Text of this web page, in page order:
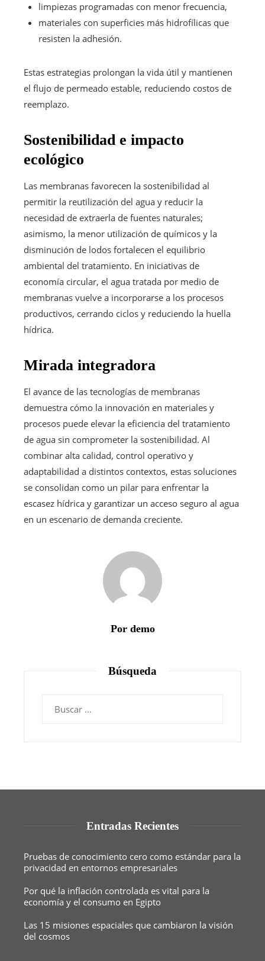
limpiezas programadas con menor frecuencia,
materiales con superficies más hidrofílicas que
resisten la adhesión.
Estas estrategias prolongan la vida útil y mantienen
el flujo de permeado estable, reduciendo costos de
reemplazo.
Sostenibilidad e impacto
ecológico
Las membranas favorecen la sostenibilidad al
permitir la reutilización del agua y reducir la
necesidad de extraerla de fuentes naturales;
asimismo, la menor utilización de químicos y la
disminución de lodos fortalecen el equilibrio
ambiental del tratamiento. En iniciativas de
economía circular, el agua tratada por medio de
membranas vuelve a incorporarse a los procesos
productivos, cerrando ciclos y reduciendo la huella
hídrica.
Mirada integradora
El avance de las tecnologías de membranas
demuestra cómo la innovación en materiales y
procesos puede elevar la eficiencia del tratamiento
de agua sin comprometer la sostenibilidad. Al
combinar alta calidad, control operativo y
adaptabilidad a distintos contextos, estas soluciones
se consolidan como un pilar para enfrentar la
escasez hídrica y garantizar un acceso seguro al agua
en un escenario de demanda creciente.
Por demo
Búsqueda
Entradas Recientes
Pruebas de conocimiento cero como estándar para la
privacidad en entornos empresariales
Por qué la inflación controlada es vital para la
economía y el consumo en Egipto
Las 15 misiones espaciales que cambiaron la visión
del cosmos